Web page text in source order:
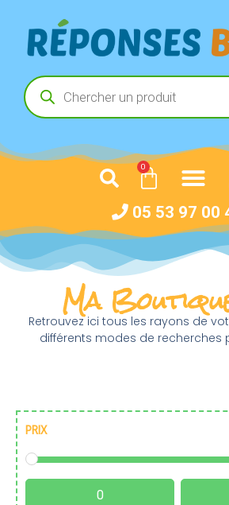
0
05 53 97 00
Ma
Retrouvez ici tous les rayons de
différents modes de recherches
PRIX